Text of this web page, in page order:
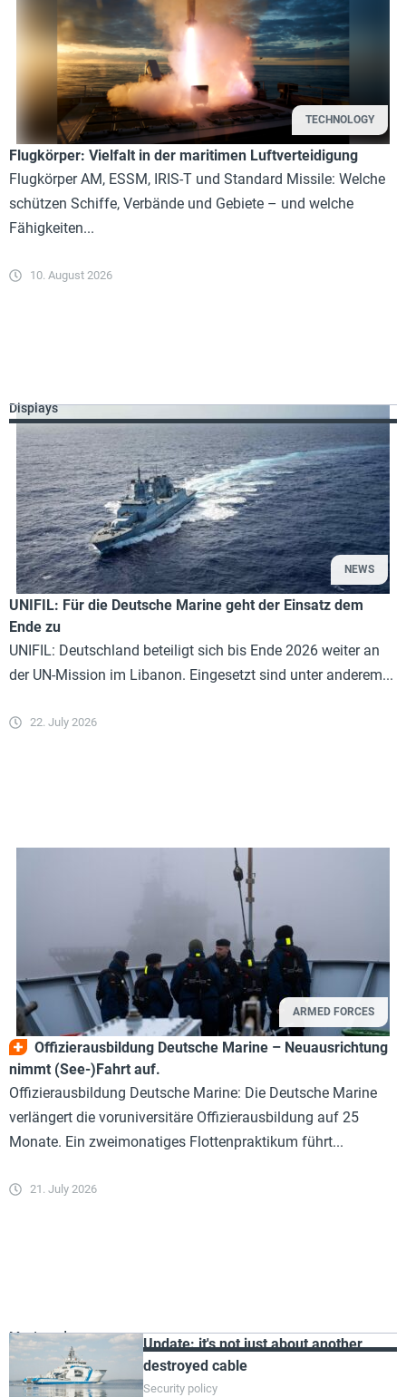
TECHNOLOGY
Flugkörper: Vielfalt in der maritimen Luftverteidigung
Flugkörper AM, ESSM, IRIS-T und Standard Missile: Welche
schützen Schiffe, Verbände und Gebiete – und welche
Fähigkeiten...
10. August 2026
NEWS
UNIFIL: Für die Deutsche Marine geht der Einsatz dem
Ende zu
UNIFIL: Deutschland beteiligt sich bis Ende 2026 weiter an
der UN-Mission im Libanon. Eingesetzt sind unter anderem...
22. July 2026
ARMED FORCES
Offizierausbildung Deutsche Marine – Neuausrichtung
nimmt (See-)Fahrt auf.
Offizierausbildung Deutsche Marine: Die Deutsche Marine
verlängert die voruniversitäre Offizierausbildung auf 25
Monate. Ein zweimonatiges Flottenpraktikum führt...
21. July 2026
Displays
Most read
Update: it's not just about another
destroyed cable
Security policy